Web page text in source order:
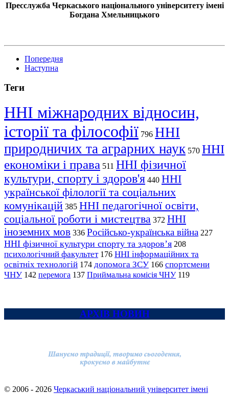
Пресслужба Черкаського національного університету імені
Богдана Хмельницького
Попередня
Наступна
Теги
ННІ міжнародних відносин,
історії та філософії 796 ННІ
природничих та аграрних наук 570 ННІ
економіки і права 511 ННІ фізичної
культури, спорту і здоров'я 440 ННІ
української філології та соціальних
комунікацій 385 ННІ педагогічної освіти,
соціальної роботи і мистецтва 372 ННІ
іноземних мов 336 Російсько-українська війна 227
ННІ фізичної культури спорту та здоров’я 208
психологічний факультет 176 ННІ інформаційних та
освітніх технологій 174 допомога ЗСУ 166 спортсмени
ЧНУ 142 перемога 137 Приймальна комісія ЧНУ 119
АРХІВ НОВИН
© 2006 - 2026 Черкаський національний університет імені